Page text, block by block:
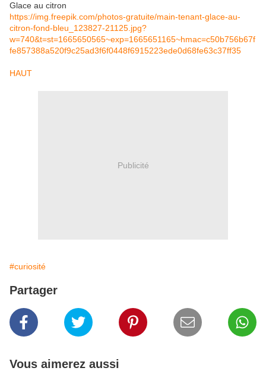
Glace au citron
https://img.freepik.com/photos-gratuite/main-tenant-glace-au-
citron-fond-bleu_123827-21125.jpg?
w=740&t=st=1665650565~exp=1665651165~hmac=c50b756b67f
fe857388a520f9c25ad3f6f0448f6915223ede0d68fe63c37ff35
HAUT
Publicité
#curiosité
Partager
Vous aimerez aussi